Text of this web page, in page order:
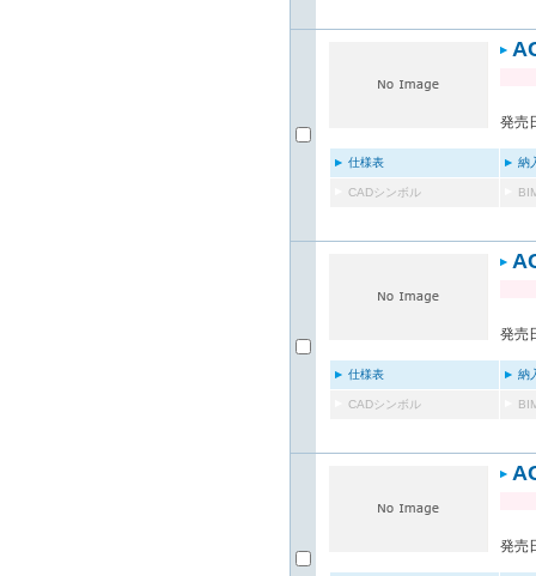
発売
仕様表 納
CADシンボル
発売
仕様表 納
CADシンボル
発売